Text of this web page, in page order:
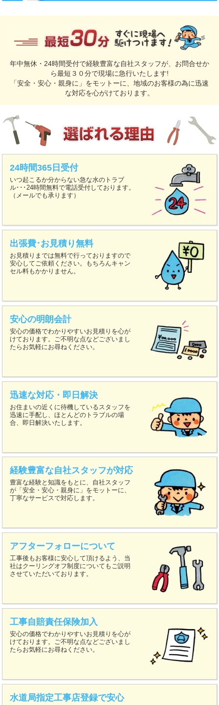
年中無休・24時間受付で経験豊富な自社スタッフが、お問合せか
ら最短３０分で現場に急行いたします!
「安全・安心・親身に」をモットーに、地域のお客様の為に迅速
な対応を心がけております。
24時間365日受付
いつ起こるか分からない急な水のトラブ
ル･･･24時間無料で電話受付しております。
（メールでも承ります）
出張費･お見積り無料
お見積りまでは無料で行っておりますので
安心してご依頼ください。もちろんキャン
セル料もかかりません。
安心の明朗会計
安心の価格でわかりやすいお見積りを心が
けております。ご不明な点などございまし
たらお気軽にお尋ねください。
迅速な対応・即日解決
お住まいの近くに待機しているスタッフを
迅速に手配し、ほとんどのトラブルの場
合、即日解決いたします。
経験豊富な自社スタッフが対応
豊富な経験と知識をもとに、自社スタッフ
が「安全・安心・親身に」をモットーに、
丁寧なサービスで対応します。
アフターフォローについて
工事後もお客様に安心して頂けるよう、当
社はクーリングオフ制度についてもご説明
させていただいております。
工事自賠責任保険加入
安心の価格でわかりやすいお見積りを心が
けております。ご不明な点などございまし
たらお気軽にお尋ねください。
水道局指定工事店登録で安心